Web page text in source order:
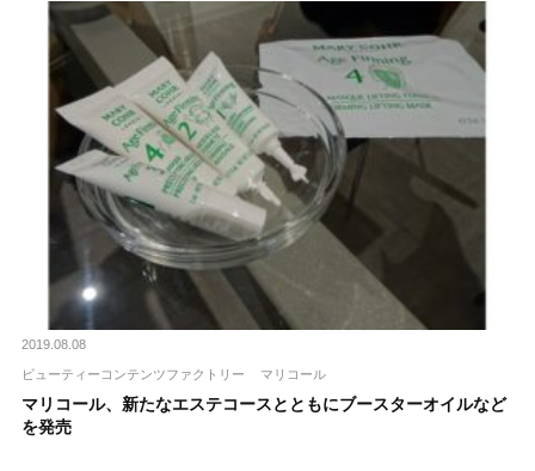
2019.08.08
ビューティーコンテンツファクトリー マリコール
マリコール、新たなエステコースとともにブースターオイルなど
を発売